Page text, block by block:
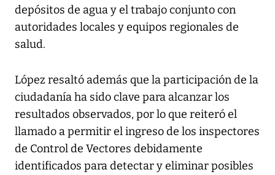
depósitos de agua y el trabajo conjunto con
autoridades locales y equipos regionales de
salud.
López resaltó además que la participación de la
ciudadanía ha sido clave para alcanzar los
resultados observados, por lo que reiteró el
llamado a permitir el ingreso de los inspectores
de Control de Vectores debidamente
identificados para detectar y eliminar posibles